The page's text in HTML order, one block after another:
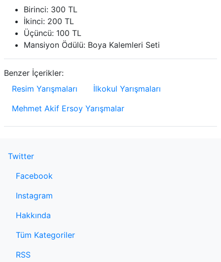
Birinci: 300 TL
İkinci: 200 TL
Üçüncü: 100 TL
Mansiyon Ödülü: Boya Kalemleri Seti
Benzer İçerikler:
Resim Yarışmaları
İlkokul Yarışmaları
Mehmet Akif Ersoy Yarışmalar
Twitter
Facebook
Instagram
Hakkında
Tüm Kategoriler
RSS